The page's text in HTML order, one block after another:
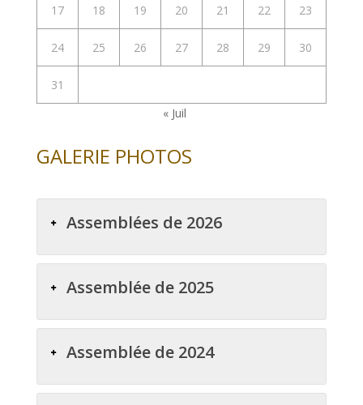
17 18 19 20 21 22 23
24 25 26 27 28 29 30
31
« Juil
GALERIE PHOTOS
Assemblées de 2026
Assemblée de 2025
Assemblée de 2024